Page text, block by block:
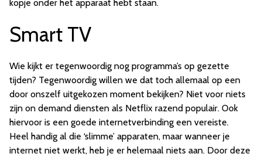
kopje onder het apparaat hebt staan.
Smart TV
Wie kijkt er tegenwoordig nog programma’s op gezette
tijden? Tegenwoordig willen we dat toch allemaal op een
door onszelf uitgekozen moment bekijken? Niet voor niets
zijn on demand diensten als Netflix razend populair. Ook
hiervoor is een goede internetverbinding een vereiste.
Heel handig al die ‘slimme’ apparaten, maar wanneer je
internet niet werkt, heb je er helemaal niets aan. Door deze